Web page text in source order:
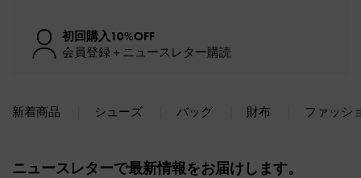
初回購入10%OFF
会員登録＋ニュースレター購読
新着商品 シューズ バッグ 財布 ファッシ
ニュースレターで最新情報をお届けします。​